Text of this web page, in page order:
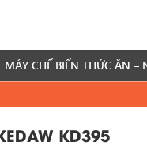
MÁY CHẾ BIẾN THỨC ĂN –
KD395